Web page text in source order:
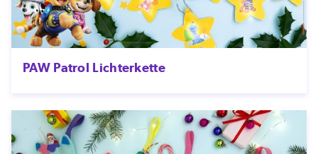
PAW Patrol Lichterkette